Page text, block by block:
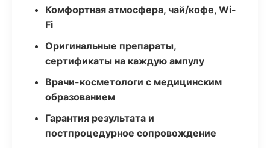
Комфортная атмосфера, чай/кофе, Wi-
Fi
Оригинальные препараты,
сертификаты на каждую ампулу
Врачи-косметологи с медицинским
образованием
Гарантия результата и
постпроцедурное сопровождение